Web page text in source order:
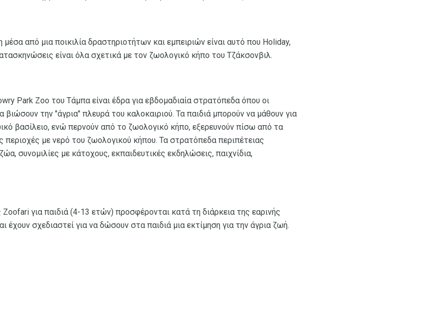
από μια ποικιλία δραστηριοτήτων και εμπειριών είναι αυτό που Holiday,
είναι όλα σχετικά με τον ζωολογικό κήπο του Τζάκσονβιλ.
Park Zoo του Τάμπα είναι έδρα για εβδομαδιαία στρατόπεδα όπου οι
την "άγρια" πλευρά του καλοκαιριού. Τα παιδιά μπορούν να μάθουν για
βασίλειο, ενώ περνούν από το ζωολογικό κήπο, εξερευνούν πίσω από τα
περιοχές με νερό του ζωολογικού κήπου. Τα στρατόπεδα περιπέτειας
συνομιλίες με κάτοχους, εκπαιδευτικές εκδηλώσεις, παιχνίδια,
για παιδιά (4-13 ετών) προσφέρονται κατά τη διάρκεια της εαρινής
έχουν σχεδιαστεί για να δώσουν στα παιδιά μια εκτίμηση για την άγρια ​​ζωή.